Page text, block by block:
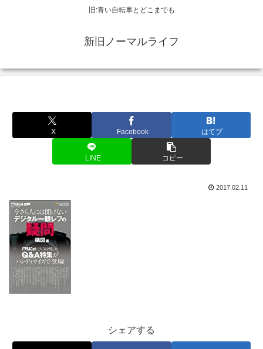
旧:青い自転車とどこまでも
新旧ノーマルライフ
X Facebook はてブ
LINE コピー
2017.02.11
シェアする